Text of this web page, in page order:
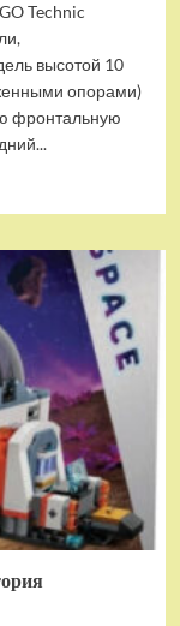
Technic
высотой 10
опорами)
фронтальную